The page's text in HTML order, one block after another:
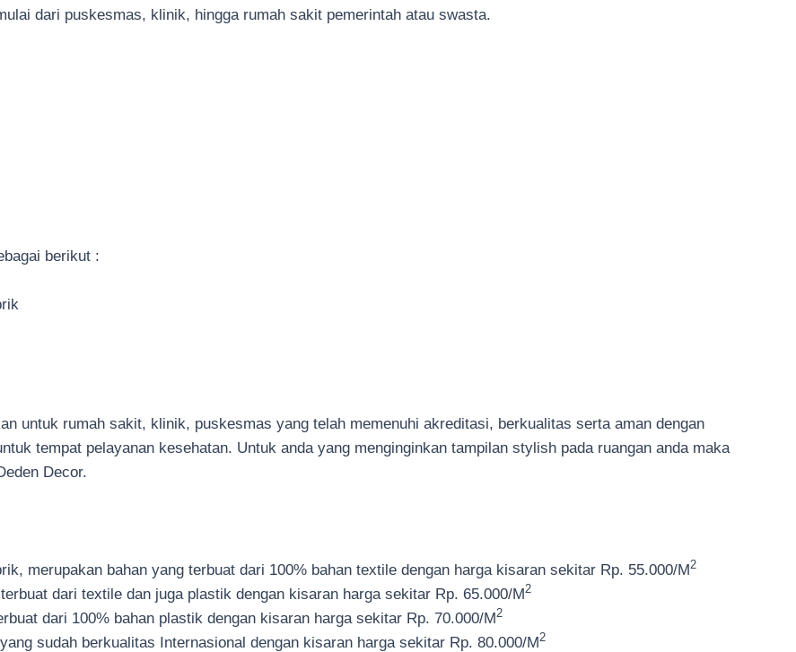
dari puskesmas, klinik, hingga rumah sakit pemerintah atau swasta.
berikut :
untuk rumah sakit, klinik, puskesmas yang telah memenuhi akreditasi, berkualitas serta aman dengan
tempat pelayanan kesehatan. Untuk anda yang menginginkan tampilan stylish pada ruangan anda maka
Decor.
merupakan bahan yang terbuat dari 100% bahan textile dengan harga kisaran sekitar Rp. 55.000/M2
dari textile dan juga plastik dengan kisaran harga sekitar Rp. 65.000/M2
dari 100% bahan plastik dengan kisaran harga sekitar Rp. 70.000/M2
sudah berkualitas Internasional dengan kisaran harga sekitar Rp. 80.000/M2